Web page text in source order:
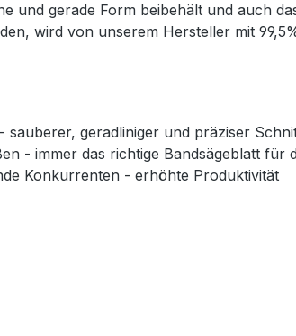
und gerade Form beibehält und auch
wird von unserem Hersteller mit
sauberer, geradliniger und präziser
- immer das richtige Bandsägeblatt für
Konkurrenten - erhöhte Produktivität